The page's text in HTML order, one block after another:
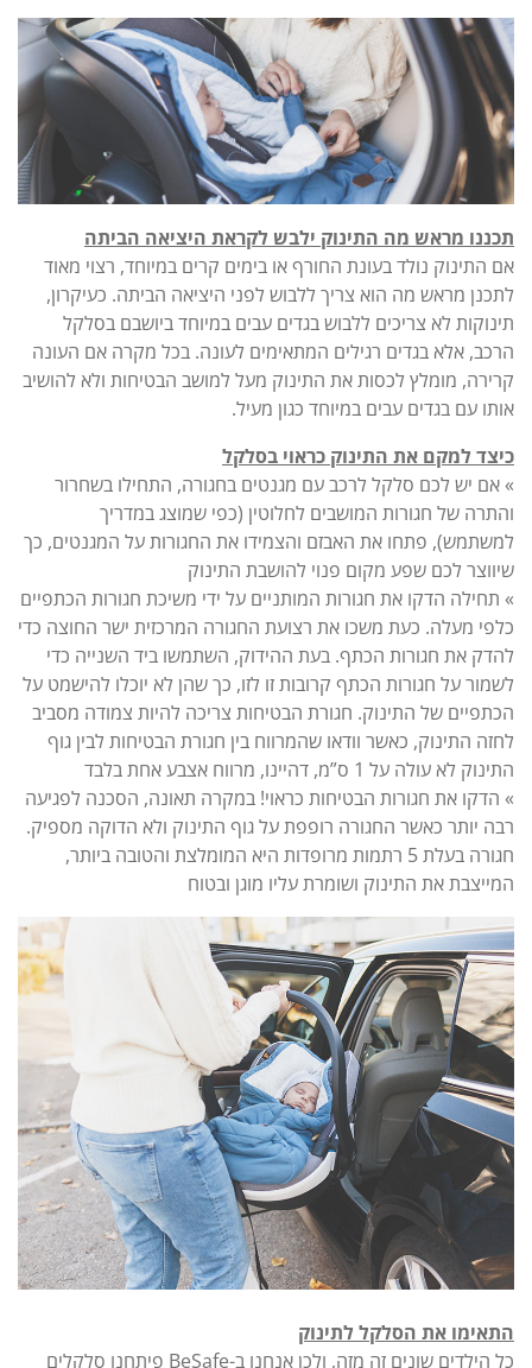
תכננו מראש מה התינוק ילבש לקראת היציאה הביתה
אם התינוק נולד בעונת החורף או בימים קרים במיוחד, רצוי מאוד
לתכנן מראש מה הוא צריך ללבוש לפני היציאה הביתה. כעיקרון,
תינוקות לא צריכים ללבוש בגדים עבים במיוחד ביושבם בסלקל
הרכב, אלא בגדים רגילים המתאימים לעונה. בכל מקרה אם העונה
קרירה, מומלץ לכסות את התינוק מעל למושב הבטיחות ולא להושיב
אותו עם בגדים עבים במיוחד כגון מעיל.
כיצד למקם את התינוק כראוי בסלקל
» אם יש לכם סלקל לרכב עם מגנטים בחגורה, התחילו בשחרור
והתרה של חגורות המושבים לחלוטין (כפי שמוצג במדריך
למשתמש), פתחו את האבזם והצמידו את החגורות על המגנטים, כך
שיווצר לכם שפע מקום פנוי להושבת התינוק
» תחילה הדקו את חגורות המותניים על ידי משיכת חגורות הכתפיים
כלפי מעלה. כעת משכו את רצועת החגורה המרכזית ישר החוצה כדי
להדק את חגורות הכתף. בעת ההידוק, השתמשו ביד השנייה כדי
לשמור על חגורות הכתף קרובות זו לזו, כך שהן לא יוכלו להישמט על
הכתפיים של התינוק. חגורת הבטיחות צריכה להיות צמודה מסביב
לחזה התינוק, כאשר וודאו שהמרווח בין חגורת הבטיחות לבין גוף
התינוק לא עולה על 1 ס”מ, דהיינו, מרווח אצבע אחת בלבד
» הדקו את חגורות הבטיחות כראוי! במקרה תאונה, הסכנה לפגיעה
רבה יותר כאשר החגורה רופפת על גוף התינוק ולא הדוקה מספיק.
חגורה בעלת 5 רתמות מרופדות היא המומלצת והטובה ביותר,
המייצבת את התינוק ושומרת עליו מוגן ובטוח
התאימו את הסלקל לתינוק
כל הילדים שונים זה מזה, ולכן אנחנו ב-BeSafe פיתחנו סלקלים